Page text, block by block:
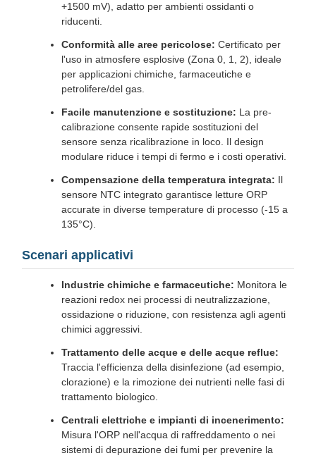
+1500 mV), adatto per ambienti ossidanti o
riducenti.
Conformità alle aree pericolose: Certificato per
l'uso in atmosfere esplosive (Zona 0, 1, 2), ideale
per applicazioni chimiche, farmaceutiche e
petrolifere/del gas.
Facile manutenzione e sostituzione: La pre-
calibrazione consente rapide sostituzioni del
sensore senza ricalibrazione in loco. Il design
modulare riduce i tempi di fermo e i costi operativi.
Compensazione della temperatura integrata: Il
sensore NTC integrato garantisce letture ORP
accurate in diverse temperature di processo (-15 a
135°C).
Scenari applicativi
Industrie chimiche e farmaceutiche: Monitora le
reazioni redox nei processi di neutralizzazione,
ossidazione o riduzione, con resistenza agli agenti
chimici aggressivi.
Trattamento delle acque e delle acque reflue:
Traccia l'efficienza della disinfezione (ad esempio,
clorazione) e la rimozione dei nutrienti nelle fasi di
trattamento biologico.
Centrali elettriche e impianti di incenerimento:
Misura l'ORP nell'acqua di raffreddamento o nei
sistemi di depurazione dei fumi per prevenire la